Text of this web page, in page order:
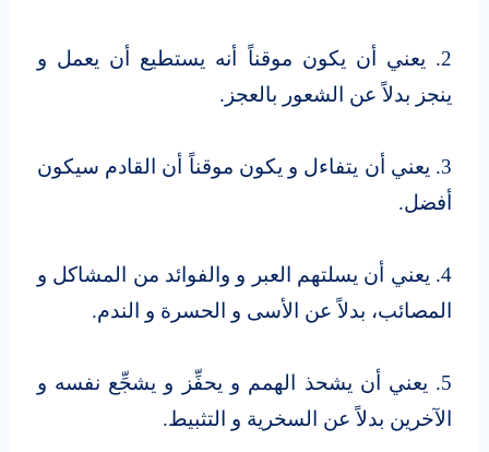
2. يعني أن يكون موقناً أنه يستطيع أن يعمل و
ينجز بدلاً عن الشعور بالعجز.
3. يعني أن يتفاءل و يكون موقناً أن القادم سيكون
أفضل.
4. يعني أن يسلتهم العبر و والفوائد من المشاكل و
المصائب، بدلاً عن الأسى و الحسرة و الندم.
5. يعني أن يشحذ الهمم و يحفِّز و يشجِّع نفسه و
الآخرين بدلاً عن السخرية و التثبيط.